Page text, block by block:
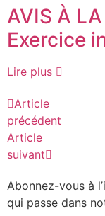
AVIS À LA
Exercice
Lire plus
Article
précédent
Article
suivant
Abonnez-vous à
qui passe dans